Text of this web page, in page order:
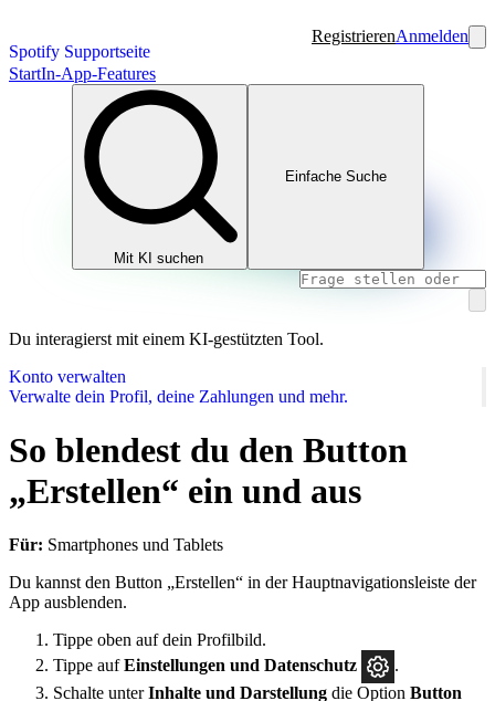
Spotify Supportseite
RegistrierenAnmelden
StartIn-App-Features
Mit KI suchen
Einfache Suche
Du interagierst mit einem KI-gestützten Tool.
Konto verwalten
Verwalte dein Profil, deine Zahlungen und mehr.
So blendest du den Button
„Erstellen“ ein und aus
Für: Smartphones und Tablets
Du kannst den Button „Erstellen“ in der Hauptnavigationsleiste der
App ausblenden.
Tippe oben auf dein Profilbild.
Tippe aufEinstellungen und Datenschutz
.
Schalte unterInhalte und Darstellung die Option Button